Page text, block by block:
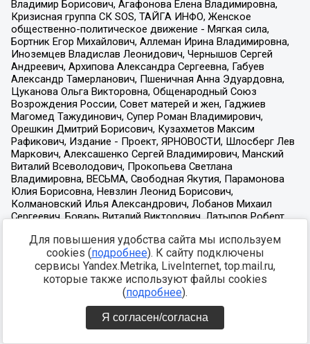
Для повышения удобства сайта мы используем
cookies (подробнее). К сайту подключены
сервисы Yandex.Metrika, LiveInternet, top.mail.ru,
которые также используют файлы cookies
(подробнее).
Я согласен/согласна